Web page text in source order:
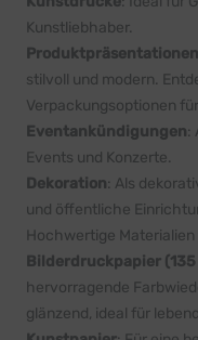
Kunstliebhaber.
Produktpräsentationen
stilvoll und modern.
Verpackungsoptionen
Eventankündigungen:
Events und Konzerte.
Dekoration: Als
und öffentliche
Hochwertige
Bilderdruckpapier (135
hervorragende
glänzend, ideal für